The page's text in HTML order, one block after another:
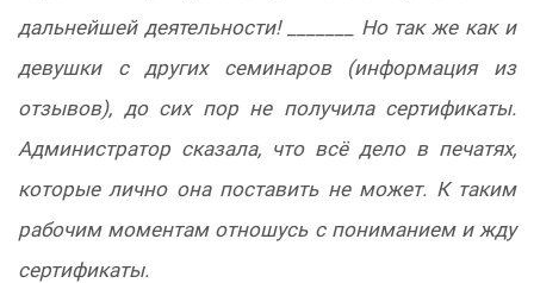
дальнейшей деятельности! _______ Но так же как и
девушки с других семинаров (информация из
отзывов), до сих пор не получила сертификаты.
Администратор сказала, что всё дело в печатях,
которые лично она поставить не может. К таким
рабочим моментам отношусь с пониманием и жду
сертификаты.